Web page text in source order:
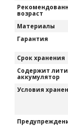
возраст
Материалы
Гарантия
Срок хранения
Содержит
аккумулятор
Условия